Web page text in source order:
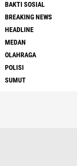
BAKTI SOSIAL
BREAKING NEWS
HEADLINE
MEDAN
OLAHRAGA
POLISI
SUMUT